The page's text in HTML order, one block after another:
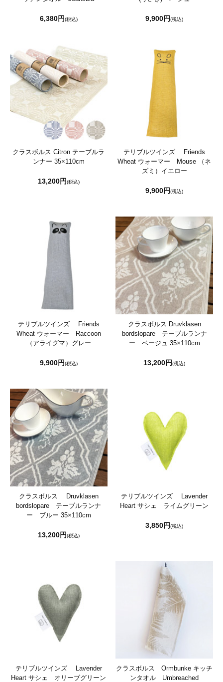
6,380円(税込) 9,900円(税込)
クラスボルス Citron テーブルラ
ンナー 35×110cm
13,200円(税込)
テリブルツインズ Friends
Wheat ウォーマー Mouse （ネ
ズミ）イエロー
9,900円(税込)
テリブルツインズ Friends
Wheat ウォーマー Raccoon
（アライグマ）グレー
9,900円(税込)
クラスボルス Druvklasen
bordslopare テーブルランナ
ー ベージュ 35×110cm
13,200円(税込)
クラスボルス Druvklasen
bordslopare テーブルランナ
ー ブルー 35×110cm
13,200円(税込)
テリブルツインズ Lavender
Heart サシェ ライムグリーン
3,850円(税込)
テリブルツインズ Lavender
Heart サシェ オリーブグリーン
クラスボルス Ormbunke キッチ
ンタオル Umbreached